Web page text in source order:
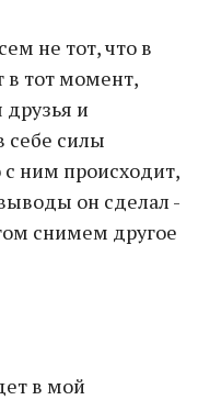
не тот, что в
в тот момент,
друзья и
себе силы
с ним происходит,
он сделал -
снимем другое
в мой